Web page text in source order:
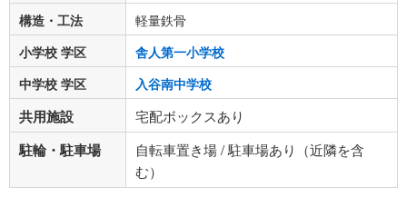
構造・工法
軽量鉄骨
小学校 学区
舎人第一小学校
中学校 学区
入谷南中学校
共用施設 宅配ボックスあり
駐輪・駐車場
自転車置き場 / 駐車場あり（近隣を含
む）